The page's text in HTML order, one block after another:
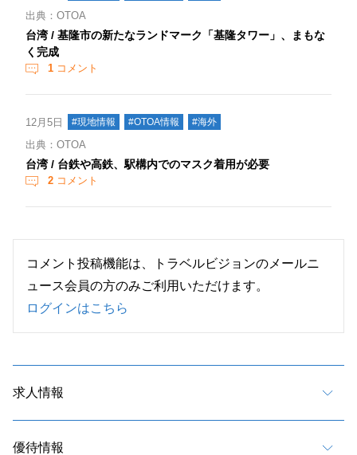
出典：OTOA
台湾 / 基隆市の新たなランドマーク「基隆タワー」、まもな
く完成
1 コメント
12月5日 #現地情報 #OTOA情報 #海外
出典：OTOA
台湾 / 台鉄や高鉄、駅構内でのマスク着用が必要
2 コメント
コメント投稿機能は、トラベルビジョンのメールニ
ュース会員の方のみご利用いただけます。
ログインはこちら
求人情報
優待情報